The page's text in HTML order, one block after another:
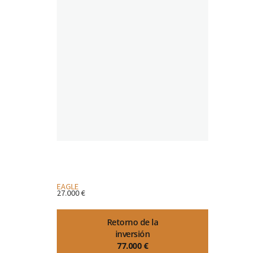
EAGLE
27.000 €
Retorno de la
inversión
77.000 €